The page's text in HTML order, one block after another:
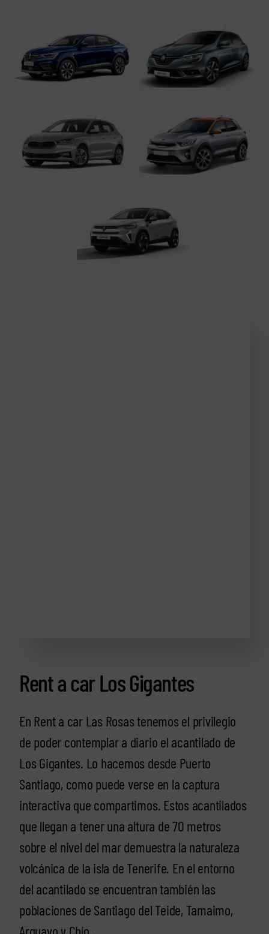
Rent a car Los Gigantes
En Rent a car Las Rosas tenemos el privilegio
de poder contemplar a diario el acantilado de
Los Gigantes. Lo hacemos desde Puerto
Santiago, como puede verse en la captura
interactiva que compartimos. Estos acantilados
que llegan a tener una altura de 70 metros
sobre el nivel del mar demuestra la naturaleza
volcánica de la isla de Tenerife. En el entorno
del acantilado se encuentran también las
poblaciones de Santiago del Teide, Tamaimo,